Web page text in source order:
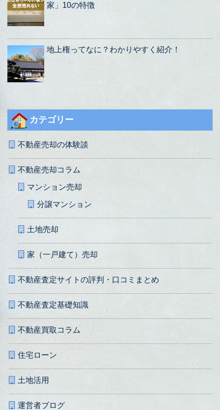
家」10の特徴
地上権ってなに？わかりやすく紹介！
カテゴリー
不動産売却の体験談
不動産売却コラム
マンション売却
分譲マンション
土地売却
家（一戸建て）売却
不動産査定サイトの評判・口コミまとめ
不動産査定基礎知識
不動産買取コラム
住宅ローン
土地活用
運営者ブログ